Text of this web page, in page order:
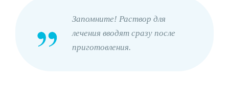
Запомните! Раствор для
лечения вводят сразу после
приготовления.